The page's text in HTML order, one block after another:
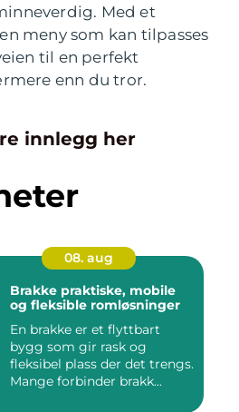
Med et
meny som kan tilpasses
til en perfekt
enn du tror.
innlegg her
08. aug
Brakke praktiske, mobile
og fleksible romløsninger
En brakke er et flyttbart
bygg som gir rask og
fleksibel plass der det trengs.
Mange forbinder brakk...